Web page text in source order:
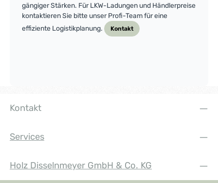
gängiger Stärken. Für LKW-Ladungen und Händlerpreise
kontaktieren Sie bitte unser Profi-Team für eine
effiziente Logistikplanung.
Kontakt
Kontakt
Services
Holz Disselnmeyer GmbH & Co. KG